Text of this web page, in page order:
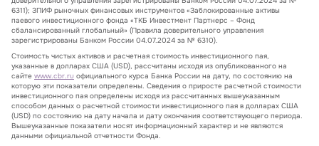
6311); ЗПИФ рыночных финансовых инструментов «Заблокированные активы
паевого инвестиционного фонда «ТКБ Инвестмент Партнерс – Фонд
сбалансированный глобальный» (Правила доверительного управления
зарегистрированы Банком России 04.07.2024 за № 6310).
Стоимость чистых активов и расчетная стоимость инвестиционного пая,
указанные в долларах США (USD), рассчитаны исходя из опубликованного на
сайте www.cbr.ru официального курса Банка России на дату, по состоянию на
которую эти показатели определены. Сведения о приросте расчетной стоимости
инвестиционного пая определены исходя из рассчитанных вышеуказанным
способом данных о расчетной стоимости инвестиционного пая в долларах США
(USD) по состоянию на дату начала и дату окончания соответствующего периода.
Вышеуказанные показатели носят информационный характер и не являются
данными официальной отчетности Фонда.